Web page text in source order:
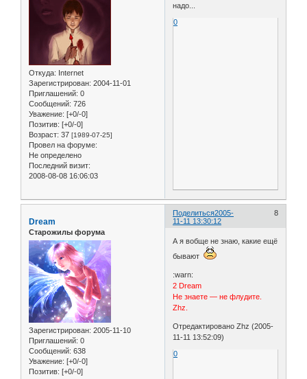
Откуда: Internet
Зарегистрирован: 2004-11-01
Приглашений: 0
Сообщений: 726
Уважение: [+0/-0]
Позитив: [+0/-0]
Возраст: 37 [1989-07-25]
Провел на форуме:
Не определено
Последний визит:
2008-08-08 16:06:03
надо...
0
Поделиться 8
2005-
11-11 13:30:12
Dream
Старожилы форума
Зарегистрирован: 2005-11-10
Приглашений: 0
Сообщений: 638
Уважение: [+0/-0]
Позитив: [+0/-0]
А я вобще не знаю, какие ещё
бывают
:warn:
2 Dream
Не знаете — не флудите.
Zhz.
Отредактировано Zhz (2005-
11-11 13:52:09)
0